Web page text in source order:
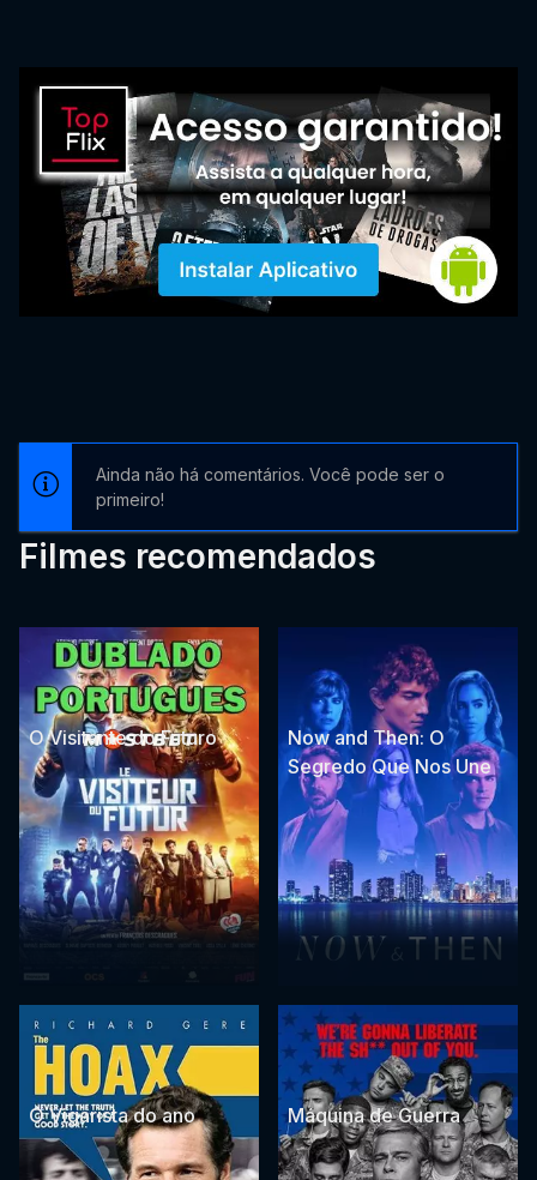
Ainda não há comentários. Você pode ser o
primeiro!
Filmes recomendados
O Visitante do Futuro
Now and Then: O
Segredo Que Nos Une
O Vigarista do ano Máquina de Guerra